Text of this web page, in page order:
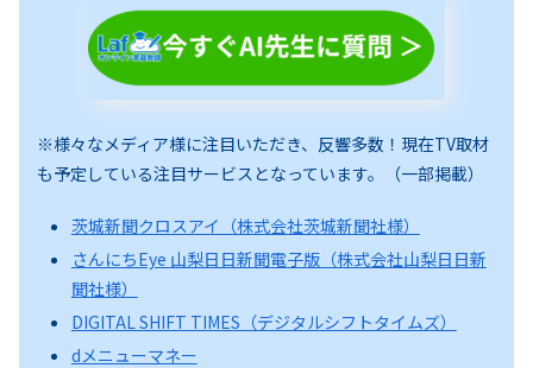
※様々なメディア様に注目いただき、反響多数！現在TV取材
も予定している注目サービスとなっています。（一部掲載）
茨城新聞クロスアイ（株式会社茨城新聞社様）
さんにちEye 山梨日日新聞電子版（株式会社山梨日日新
聞社様）
DIGITAL SHIFT TIMES（デジタルシフトタイムズ）
dメニューマネー